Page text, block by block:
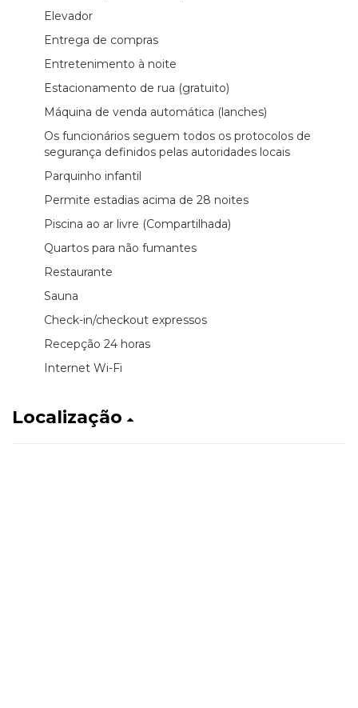
Elevador
Entrega de compras
Entretenimento à noite
Estacionamento de rua (gratuito)
Máquina de venda automática (lanches)
Os funcionários seguem todos os protocolos de
segurança definidos pelas autoridades locais
Parquinho infantil
Permite estadias acima de 28 noites
Piscina ao ar livre (Compartilhada)
Quartos para não fumantes
Restaurante
Sauna
Check-in/checkout expressos
Recepção 24 horas
Internet Wi-Fi
Localização